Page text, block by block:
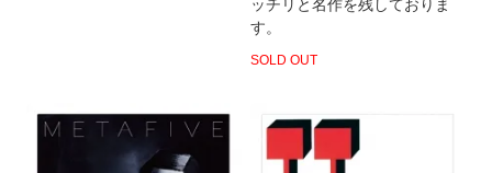
ッチリと名作を残しておりま
す。
SOLD OUT